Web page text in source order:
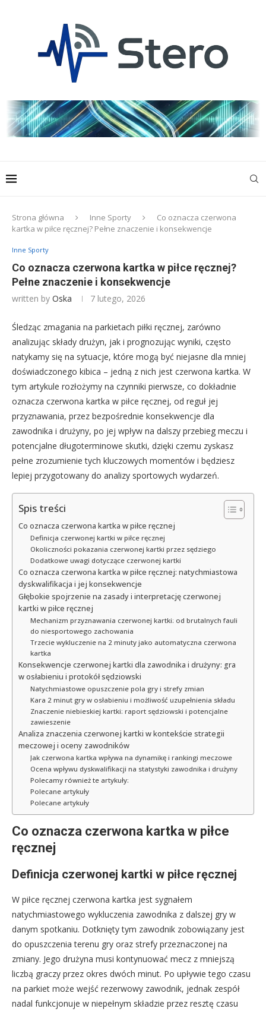
Strona główna Inne Sporty
Co oznacza czerwona
kartka w piłce ręcznej? Pełne znaczenie i konsekwencje
Inne Sporty
Co oznacza czerwona kartka w piłce ręcznej?
Pełne znaczenie i konsekwencje
written by Oska 7 lutego, 2026
Śledząc zmagania na parkietach piłki ręcznej, zarówno
analizując składy drużyn, jak i prognozując wyniki, często
natykamy się na sytuacje, które mogą być niejasne dla mniej
doświadczonego kibica – jedną z nich jest czerwona kartka. W
tym artykule rozłożymy na czynniki pierwsze, co dokładnie
oznacza czerwona kartka w piłce ręcznej, od reguł jej
przyznawania, przez bezpośrednie konsekwencje dla
zawodnika i drużyny, po jej wpływ na dalszy przebieg meczu i
potencjalne długoterminowe skutki, dzięki czemu zyskasz
pełne zrozumienie tych kluczowych momentów i będziesz
lepiej przygotowany do analizy sportowych wydarzeń.
Spis treści
Co oznacza czerwona kartka w piłce ręcznej
Definicja czerwonej kartki w piłce ręcznej
Okoliczności pokazania czerwonej kartki przez sędziego
Dodatkowe uwagi dotyczące czerwonej kartki
Co oznacza czerwona kartka w piłce ręcznej: natychmiastowa
dyskwalifikacja i jej konsekwencje
Głębokie spojrzenie na zasady i interpretację czerwonej
kartki w piłce ręcznej
Mechanizm przyznawania czerwonej kartki: od brutalnych fauli
do niesportowego zachowania
Trzecie wykluczenie na 2 minuty jako automatyczna czerwona
kartka
Konsekwencje czerwonej kartki dla zawodnika i drużyny: gra
w osłabieniu i protokół sędziowski
Natychmiastowe opuszczenie pola gry i strefy zmian
Kara 2 minut gry w osłabieniu i możliwość uzupełnienia składu
Znaczenie niebieskiej kartki: raport sędziowski i potencjalne
zawieszenie
Analiza znaczenia czerwonej kartki w kontekście strategii
meczowej i oceny zawodników
Jak czerwona kartka wpływa na dynamikę i rankingi meczowe
Ocena wpływu dyskwalifikacji na statystyki zawodnika i drużyny
Polecamy również te artykuły:
Polecane artykuły
Polecane artykuły
Co oznacza czerwona kartka w piłce
ręcznej
Definicja czerwonej kartki w piłce ręcznej
W piłce ręcznej czerwona kartka jest sygnałem
natychmiastowego wykluczenia zawodnika z dalszej gry w
danym spotkaniu. Dotknięty tym zawodnik zobowiązany jest
do opuszczenia terenu gry oraz strefy przeznaczonej na
zmiany. Jego drużyna musi kontynuować mecz z mniejszą
liczbą graczy przez okres dwóch minut. Po upływie tego czasu
na parkiet może wejść rezerwowy zawodnik, jednak zespół
nadal funkcjonuje w niepełnym składzie przez resztę czasu